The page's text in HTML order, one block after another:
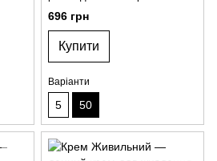
відновлення тонусу шкіри
696 грн
Купити
Варіанти
5 50